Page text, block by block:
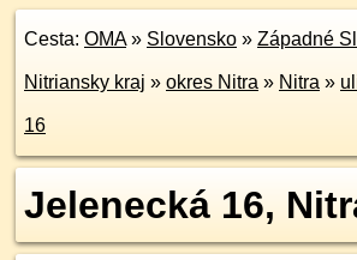
Cesta: OMA» Slovensko » Západné
Nitriansky kraj » okres Nitra » Nitra »
16
Jelenecká 16,